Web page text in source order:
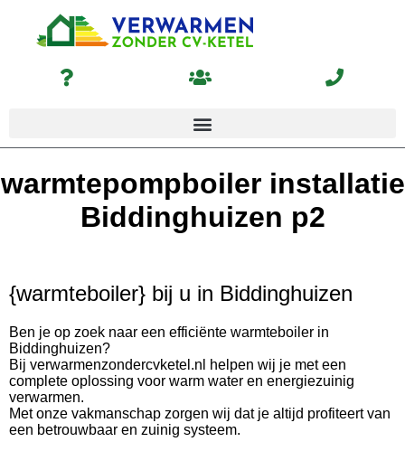
warmtepompboiler installatie
Biddinghuizen p2
{warmteboiler} bij u in Biddinghuizen
Ben je op zoek naar een efficiënte warmteboiler in
Biddinghuizen?
Bij verwarmenzondercvketel.nl helpen wij je met een
complete oplossing voor warm water en energiezuinig
verwarmen.
Met onze vakmanschap zorgen wij dat je altijd profiteert van
een betrouwbaar en zuinig systeem.